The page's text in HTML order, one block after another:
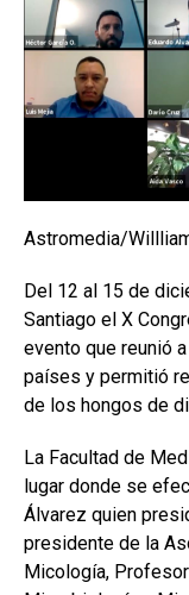
Astromedia/
Del 12 al 15 de
Santiago el X
evento que reunió
países y permitió
de los hongos de
La Facultad de
lugar donde se
Álvarez quien
presidente de la
Micología,